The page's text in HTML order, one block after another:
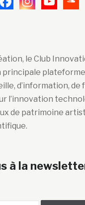
le Club
principale plateforme
d’information, de
l’innovation
de patrimoine
à la